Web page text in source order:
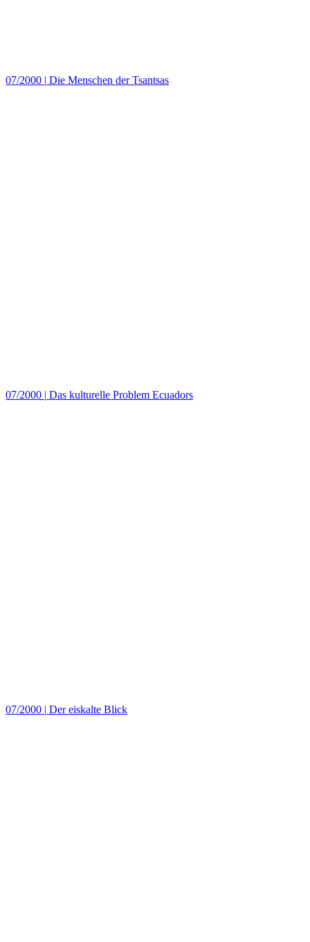
07/2000 | Die Menschen der Tsantsas
07/2000 | Das kulturelle Problem Ecuadors
07/2000 | Der eiskalte Blick